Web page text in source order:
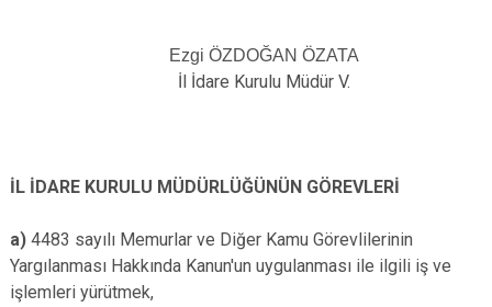
Ezgi ÖZDOĞAN ÖZATA
İl İdare Kurulu Müdür V.
İL İDARE KURULU MÜDÜRLÜĞÜNÜN GÖREVLERİ
a) 4483 sayılı Memurlar ve Diğer Kamu Görevlilerinin
Yargılanması Hakkında Kanun'un uygulanması ile ilgili iş ve
işlemleri yürütmek,